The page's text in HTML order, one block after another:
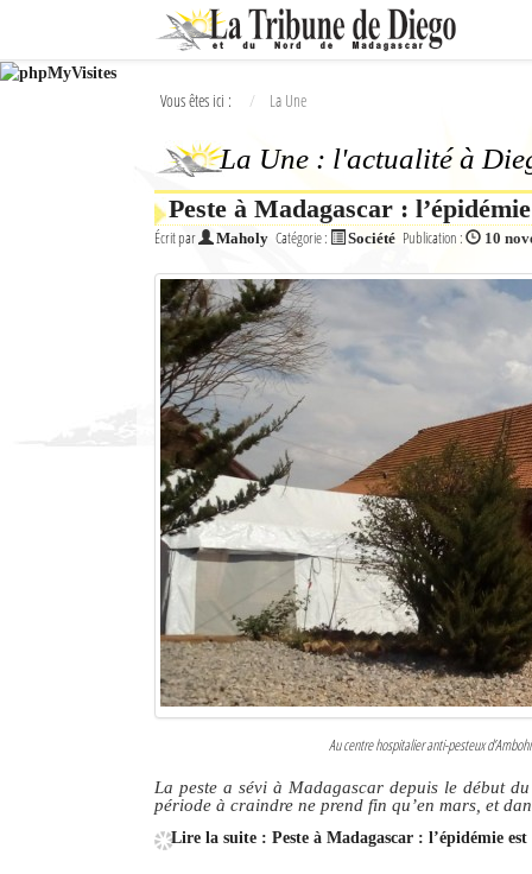
Ok
L'actualité à Diego Suarez
Le Nord de Madagascar
Vous êtes ici : La Une
La Une : l'actualité à
Peste à Madagascar :
Écrit par Maholy Catégorie : Société Publication : 10
Au centre hospitalier anti-pesteux
La peste a sévi à Madagascar depuis le début
période à craindre ne prend fin qu’en mars, et
Lire la suite : Peste à Madagascar : l’épidémie est